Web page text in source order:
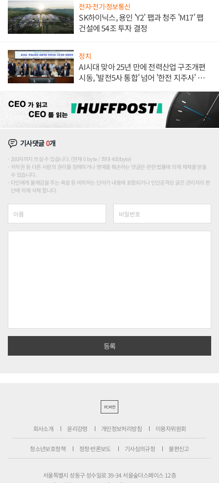
전자·전기·정보통신
SK하이닉스, 용인 'Y2' 팹과 청주 'M17' 팹
건설에 54조 투자 결정
정치
AI시대 맞아 25년 만에 전력산업 구조개편
시동, '발전5사 통합' 넘어 '한전 지주사' 재편
기사댓글0개
200자까지 쓰실 수 있습니다. (현재 0 byte / 최대 400byte)
저작권 등 다른 사람의 권리를 침해하거나 명예를 훼손하는 댓글은 관련 법률에 의해 제재를 받을
수 있습니다.
타인에게 불쾌감을 주는 욕설 등 비하하는 단어가 내용에 포함되거나 인신공격성 글은 관리자의 판
단에 의해 삭제 합니다.
PC버전
회사소개 윤리강령 개인정보처리방침 이용자위원회
청소년보호정책 정정·반론보도 기사심의규정 불편신고
서울특별시 성동구 성수일로 39-34 서울숲더스페이스 12층